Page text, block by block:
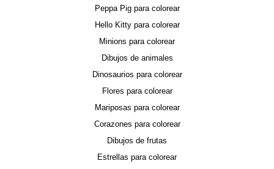
Peppa Pig para colorear
Hello Kitty para colorear
Minions para colorear
Dibujos de animales
Dinosaurios para colorear
Flores para colorear
Mariposas para colorear
Corazones para colorear
Dibujos de frutas
Estrellas para colorear